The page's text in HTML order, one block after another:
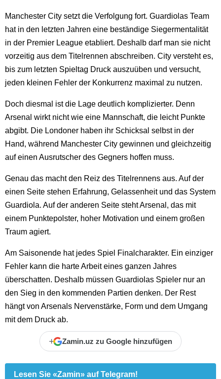
Manchester City setzt die Verfolgung fort. Guardiolas Team
hat in den letzten Jahren eine beständige Siegermentalität
in der Premier League etabliert. Deshalb darf man sie nicht
vorzeitig aus dem Titelrennen abschreiben. City versteht es,
bis zum letzten Spieltag Druck auszuüben und versucht,
jeden kleinen Fehler der Konkurrenz maximal zu nutzen.
Doch diesmal ist die Lage deutlich komplizierter. Denn
Arsenal wirkt nicht wie eine Mannschaft, die leicht Punkte
abgibt. Die Londoner haben ihr Schicksal selbst in der
Hand, während Manchester City gewinnen und gleichzeitig
auf einen Ausrutscher des Gegners hoffen muss.
Genau das macht den Reiz des Titelrennens aus. Auf der
einen Seite stehen Erfahrung, Gelassenheit und das System
Guardiola. Auf der anderen Seite steht Arsenal, das mit
einem Punktepolster, hoher Motivation und einem großen
Traum agiert.
Am Saisonende hat jedes Spiel Finalcharakter. Ein einziger
Fehler kann die harte Arbeit eines ganzen Jahres
überschatten. Deshalb müssen Guardiolas Spieler nur an
den Sieg in den kommenden Partien denken. Der Rest
hängt von Arsenals Nervenstärke, Form und dem Umgang
mit dem Druck ab.
+ Zamin.uz zu Google hinzufügen
Lesen Sie «Zamin» auf Telegram!